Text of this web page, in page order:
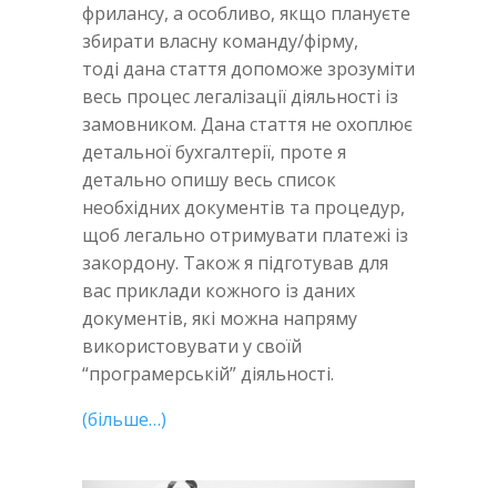
фрилансу, а особливо, якщо плануєте
збирати власну команду/фірму,
тоді дана стаття допоможе зрозуміти
весь процес легалізації діяльності із
замовником. Дана стаття не охоплює
детальної бухгалтерії, проте я
детально опишу весь список
необхідних документів та процедур,
щоб легально отримувати платежі із
закордону. Також я підготував для
вас приклади кожного із даних
документів, які можна напряму
використовувати у своїй
“програмерській” діяльності.
(більше…)